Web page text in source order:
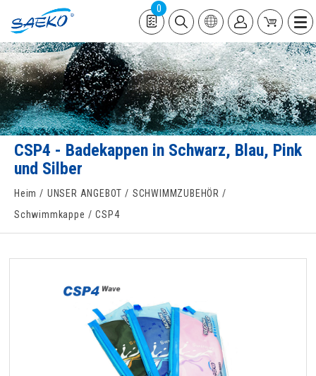
0
CSP4 - Badekappen in Schwarz, Blau, Pink
und Silber
Heim UNSER ANGEBOT
SCHWIMMZUBEHÖR
Schwimmkappe
CSP4